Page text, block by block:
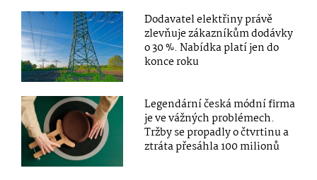
Dodavatel elektřiny právě
zlevňuje zákazníkům dodávky
o 30 %. Nabídka platí jen do
konce roku
Legendární česká módní firma
je ve vážných problémech.
Tržby se propadly o čtvrtinu a
ztráta přesáhla 100 milionů